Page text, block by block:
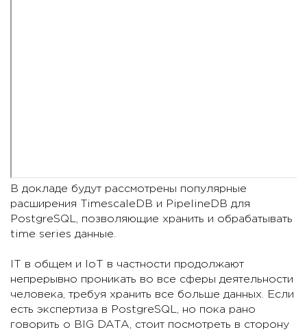
В докладе будут рассмотрены популярные
расширения TimescaleDB и PipelineDB для
PostgreSQL, позволяющие хранить и обрабатывать
time series данные.
IT в общем и IoT в частности продолжают
непрерывно проникать во все сферы деятельности
человека, требуя хранить все больше данных. Если
есть экспертиза в PostgreSQL, но пока рано
говорить о BIG DATA, стоит посмотреть в сторону